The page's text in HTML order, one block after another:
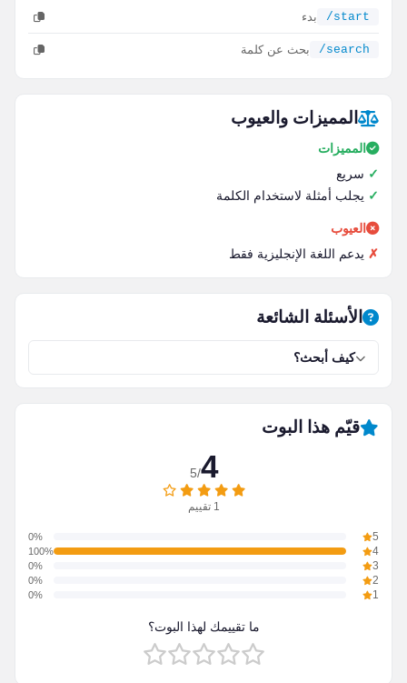
/start بدء
/search بحث عن كلمة
المميزات والعيوب
المميزات
سريع
يجلب أمثلة لاستخدام الكلمة
العيوب
يدعم اللغة الإنجليزية فقط
الأسئلة الشائعة
كيف أبحث؟
قيّم هذا البوت
4
/5
1 تقييم
5
0%
4
100%
3
0%
2
0%
1
0%
ما تقييمك لهذا البوت؟